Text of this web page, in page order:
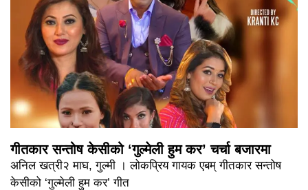
गीतकार सन्तोष केसीको ‘गुल्मेली हुम कर’ चर्चा बजारमा
अनिल खत्री२ माघ, गुल्मी । लोकप्रिय गायक एबम् गीतकार सन्तोष
केसीको ‘गुल्मेली हुम कर’ गीत